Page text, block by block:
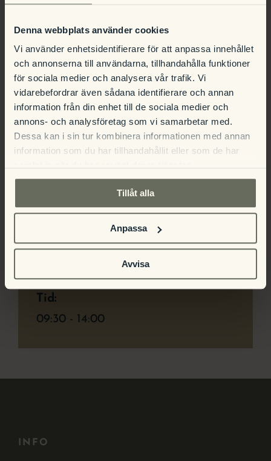
Denna webbplats använder cookies
Vi använder enhetsidentifierare för att anpassa innehållet
och annonserna till användarna, tillhandahålla funktioner
för sociala medier och analysera vår trafik. Vi
vidarebefordrar även sådana identifierare och annan
information från din enhet till de sociala medier och
annons- och analysföretag som vi samarbetar med.
Dessa kan i sin tur kombinera informationen med annan
information som du har tillhandahållit eller som de har
Tillåt alla
Anpassa
Avvisa
Barn: 79kr/person
Klassiskt Julbord på Gysinge
Herrgård
Nyår i
Herrgårdsmiljö
Detaljer
20 december
Tid:
09:30 - 14:00
INFO